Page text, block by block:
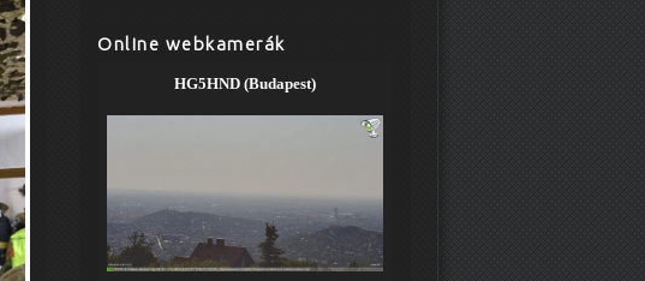
Online webkamerák